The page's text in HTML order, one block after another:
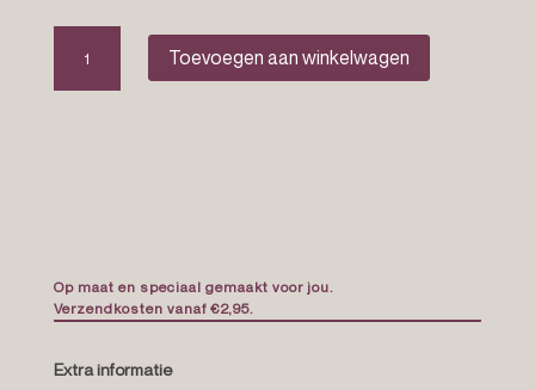
alex
earrings
Toevoegen aan winkelwagen
Op maat en speciaal gemaakt voor jou.
Verzendkosten vanaf €2,95.
Extra informatie